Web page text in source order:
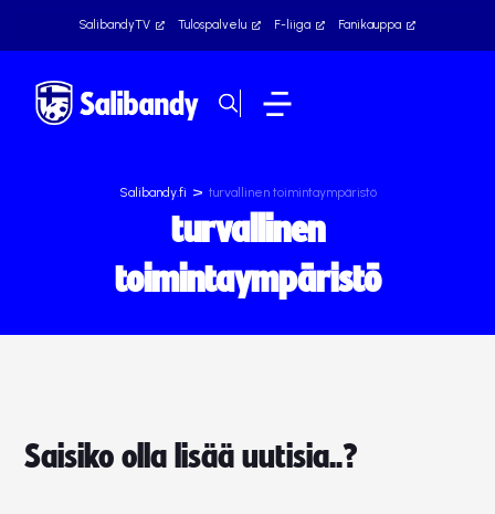
SalibandyTV Tulospalvelu F-liiga Fanikauppa
Salibandy.fi > turvallinen toimintaympäristö
turvallinen
toimintaympäristö
Saisiko olla lisää uutisia..?